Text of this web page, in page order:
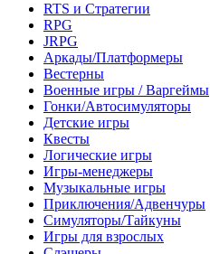
RTS и Стратегии
RPG
JRPG
Аркады/Платформеры
Вестерны
Военные игры / Варгеймы
Гонки/Автосимуляторы
Детские игры
Квесты
Логические игры
Игры-менеджеры
Музыкальные игры
Приключения/Адвенчуры
Симуляторы/Тайкуны
Игры для взрослых